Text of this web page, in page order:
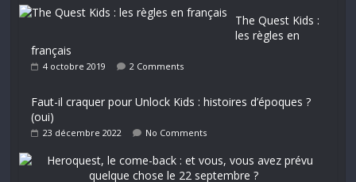
The Quest Kids :
les règles en
français
4 octobre 2019 2 Comments
Faut-il craquer pour Unlock Kids : histoires d’époques ?
(oui)
23 décembre 2022 No Comments